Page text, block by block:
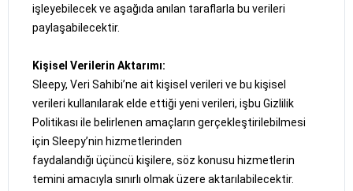
işleyebilecek ve aşağıda anılan taraflarla bu verileri
paylaşabilecektir.
Kişisel Verilerin Aktarımı:
Sleepy, Veri Sahibi’ne ait kişisel verileri ve bu kişisel
verileri kullanılarak elde ettiği yeni verileri, işbu Gizlilik
Politikası ile belirlenen amaçların gerçekleştirilebilmesi
için Sleepy’nin hizmetlerinden
faydalandığı üçüncü kişilere, söz konusu hizmetlerin
temini amacıyla sınırlı olmak üzere aktarılabilecektir.